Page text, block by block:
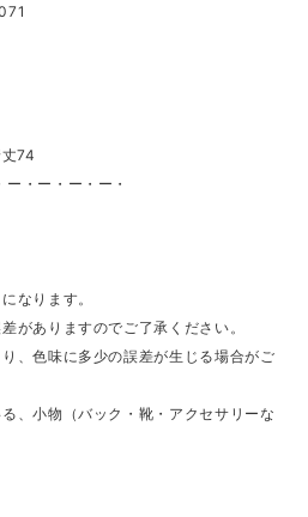
74
・ー・ー・ー・
なります。
がありますのでご了承ください。
、色味に多少の誤差が生じる場合がご
、小物（バック・靴・アクセサリーな